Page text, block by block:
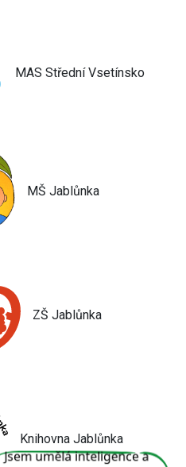
MAS Střední Vsetínsko
MŠ Jablůnka
ZŠ Jablůnka
Knihovna Jablůnka
Jsem umělá inteligence a